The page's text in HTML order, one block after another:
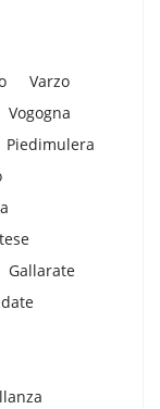
Varzo
Vogogna
Piedimulera
Gallarate